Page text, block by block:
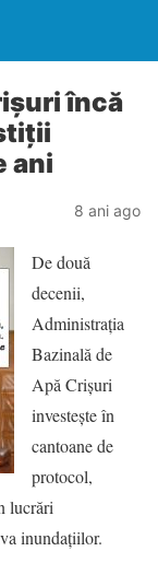
încă
ani
8 ani ago
De două
decenii,
Administraţia
Bazinală de
Apă Crişuri
investeşte în
cantoane de
protocol,
lucrări
inundaţiilor.